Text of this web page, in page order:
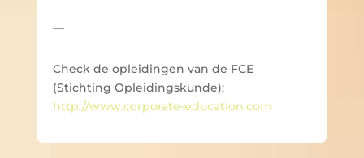
—
Check de opleidingen van de FCE
(Stichting Opleidingskunde):
http://www.corporate-education.com